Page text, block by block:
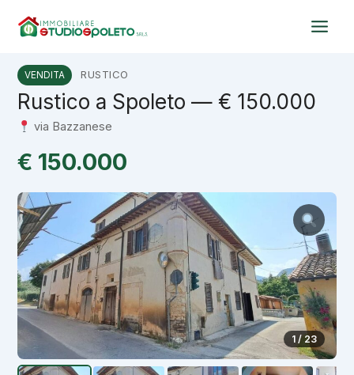
VENDITA RUSTICO
Rustico a Spoleto — € 150.000
via Bazzanese
€ 150.000
1 / 23